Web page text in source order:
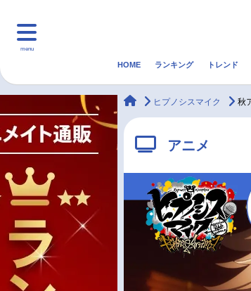
menu
マンガ・ラノベ ゲーム・アプリ
ア
声
HOME ランキング トレンド
animateTimes
ヒプノシスマイク 秋
アニメ